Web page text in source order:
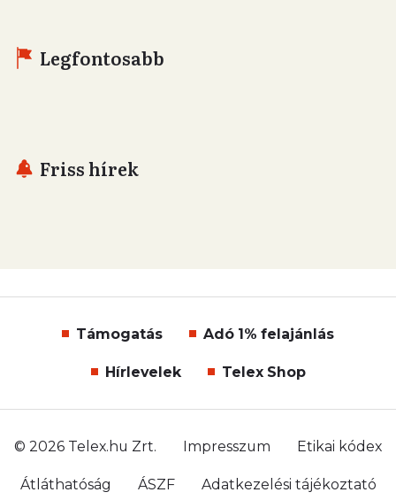
Legfontosabb
Friss hírek
Támogatás Adó 1% felajánlás
Hírlevelek Telex Shop
© 2026 Telex.hu Zrt. Impresszum Etikai kódex
Átláthatóság ÁSZF Adatkezelési tájékoztató